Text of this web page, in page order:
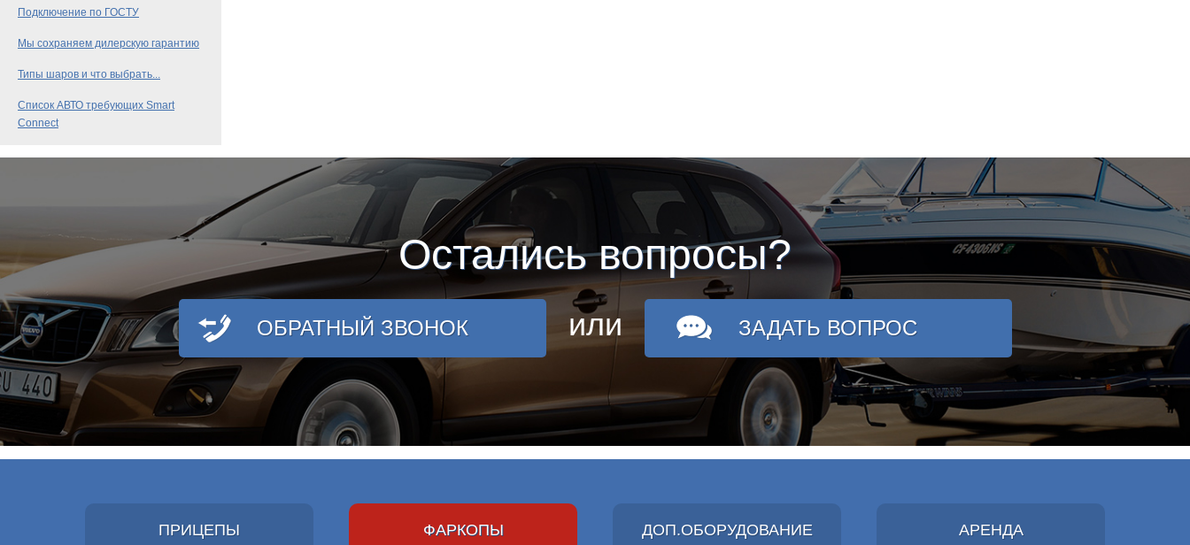
Подключение по ГОСТУ
Мы сохраняем дилерскую гарантию
Типы шаров и что выбрать...
Список АВТО требующих Smart
Connect
Остались вопросы?
ОБРАТНЫЙ ЗВОНОК или ЗАДАТЬ ВОПРОС
ПРИЦЕПЫ ФАРКОПЫ ДОП.ОБОРУДОВАНИЕ АРЕНДА